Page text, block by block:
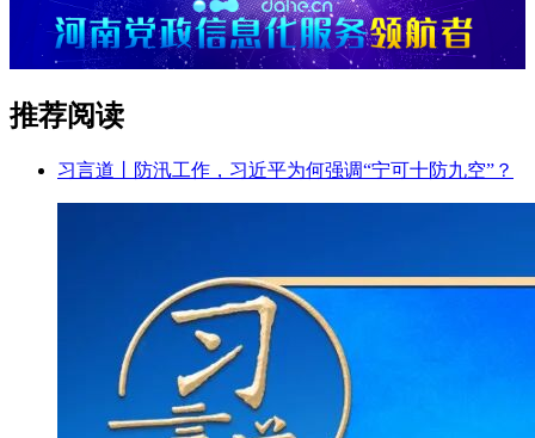
推荐阅读
习言道丨防汛工作，习近平为何强调“宁可十防九空”？